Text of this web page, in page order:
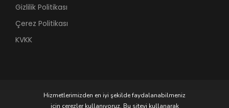
Gizlilik Politikası
Çerez Politikası
KVKK
Hizmetlerimizden en iyi şekilde faydalanabilmeniz
için çerezler kullanıyoruz. Bu siteyi kullanarak